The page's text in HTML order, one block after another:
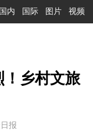
国内 国际 图片 视频
！乡村文旅
报